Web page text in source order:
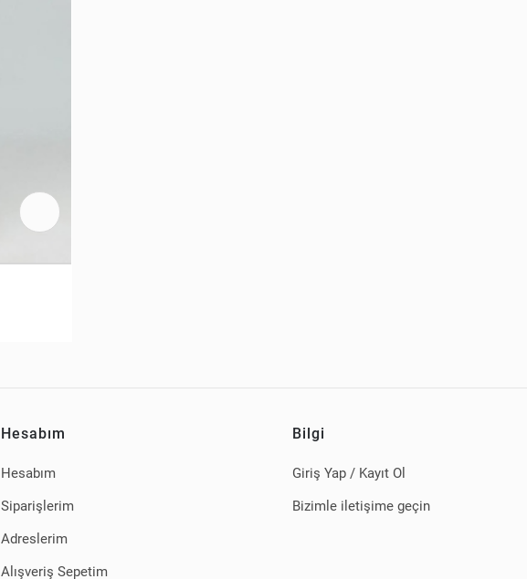
Hesabım
Hesabım
Siparişlerim
Adreslerim
Alışveriş Sepetim
Bilgi
Giriş Yap / Kayıt Ol
Bizimle iletişime geçin